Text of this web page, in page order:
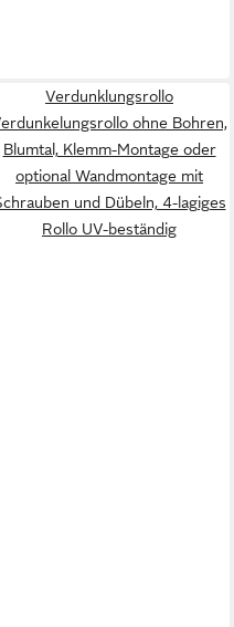
Verdunklungsrollo
ohne Bohren,
Blumtal, Klemm-Montage oder
optional Wandmontage mit
und Dübeln, 4-lagiges
Rollo UV-beständig